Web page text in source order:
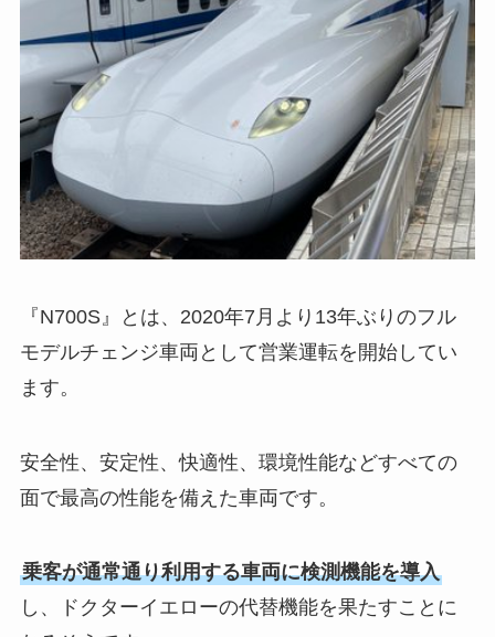
『N700S』とは、2020年7月より13年ぶりのフル
モデルチェンジ車両として営業運転を開始してい
ます。
安全性、安定性、快適性、環境性能などすべての
面で最高の性能を備えた車両です。
乗客が通常通り利用する車両に検測機能を導入
し、ドクターイエローの代替機能を果たすことに